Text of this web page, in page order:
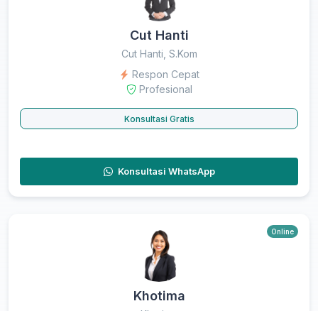
Cut Hanti
Cut Hanti, S.Kom
Respon Cepat
Profesional
Konsultasi Gratis
Konsultasi WhatsApp
Online
Khotima